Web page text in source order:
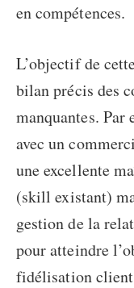
en compétences.
L’objectif de
bilan précis des
manquantes. Par
avec un
une excellente
(skill existant)
gestion de la
pour atteindre
fidélisation